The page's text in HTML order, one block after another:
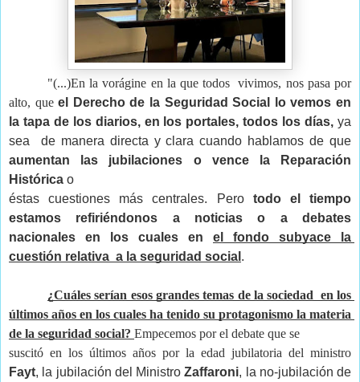
"(...)En la vorágine en la que todos  vivimos, nos pasa por
alto, que el Derecho de la Seguridad Social lo vemos en
la tapa de los diarios, en los portales, todos los días, ya
sea  de manera directa y clara cuando hablamos de que
aumentan las jubilaciones o vence la Reparación
Histórica o
éstas cuestiones más centrales. Pero todo el tiempo
estamos refiriéndonos a noticias o a debates
nacionales en los cuales en el fondo subyace la
cuestión relativa  a la seguridad social .
¿Cuáles serían esos grandes temas de la sociedad  en los
últimos años en los cuales ha tenido su protagonismo la materia
de la seguridad social? Empecemos por el debate que se
Fayt, la jubilación del Ministro Zaffaroni